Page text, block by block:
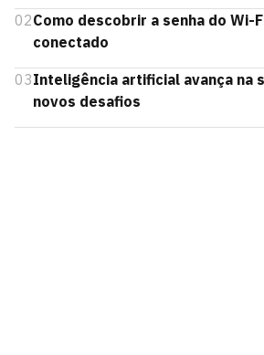
02Como descobrir a senha do Wi-
conectado
03Inteligência artificial avança na
novos desafios